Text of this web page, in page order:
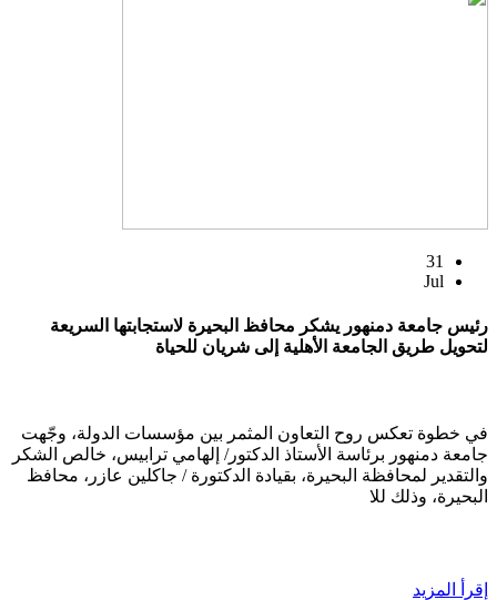
31
Jul
رئيس جامعة دمنهور يشكر محافظ البحيرة لاستجابتها السريعة
لتحويل طريق الجامعة الأهلية إلى شريان للحياة
في خطوة تعكس روح التعاون المثمر بين مؤسسات الدولة، وجّهت
جامعة دمنهور برئاسة الأستاذ الدكتور/ إلهامي ترابيس، خالص الشكر
والتقدير لمحافظة البحيرة، بقيادة الدكتورة / جاكلين عازر، محافظ
البحيرة، وذلك للا
إقرأ المزيد